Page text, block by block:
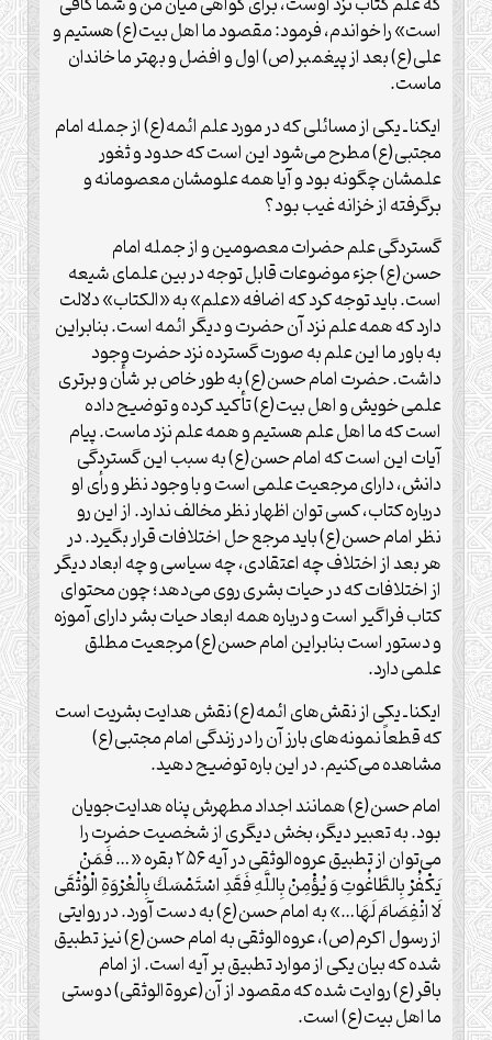
است» را خواندم، فرمود: مقصود ما اهل بیت(ع) هستیم و
علی(ع) بعد از پیغمبر(ص) اول و افضل و بهتر ما خاندان
ماست.
ایکنا ـ یکی از مسائلی که در مورد علم ائمه(ع) از جمله امام
مجتبی(ع) مطرح می‌شود این است که حدود و ثغور
علمشان چگونه بود و آیا همه علومشان معصومانه و
برگرفته از خزانه غیب بود؟
گستردگی علم حضرات معصومین و از جمله امام
حسن(ع) جزء موضوعات قابل توجه در بین علمای شیعه
است. باید توجه کرد که اضافه «علم» به «الکتاب» دلالت
دارد که همه علم نزد آن حضرت و دیگر ائمه است. بنابراین
به باور ما این علم به صورت گسترده نزد حضرت وجود
داشت. حضرت امام حسن(ع) به طور خاص بر شأن و برتری
علمی خویش و اهل‌ بیت(ع) تأکید کرده و توضیح داده
است که ما اهل علم هستیم و همه علم نزد ماست. پیام
آیات این است که امام حسن(ع) به سبب این گستردگی
دانش، دارای مرجعیت علمی است و با وجود نظر و رأی او
درباره کتاب، کسی توان اظهار نظر مخالف ندارد. از این رو
نظر امام حسن(ع) باید مرجع حل اختلافات قرار بگیرد. در
هر بعد از اختلاف چه اعتقادی، چه سیاسی و چه ابعاد دیگر
از اختلافات که در حیات بشری روی می‌دهد؛ چون محتوای
کتاب فراگیر است و درباره همه ابعاد حیات بشر دارای آموزه
و دستور است بنابراین امام حسن(ع) مرجعیت مطلق
علمی دارد.
ایکنا ـ یکی از نقش‌های ائمه(ع) نقش هدایت بشریت است
که قطعاً نمونه‌های بارز آن را در زندگی امام مجتبی(ع)
مشاهده می‌کنیم. در این باره توضیح دهید.
امام حسن(ع) همانند اجداد مطهرش پناه هدایت‌جویان
بود. به تعبیر دیگر، بخش دیگری از شخصیت حضرت را
می‌توان از تطبیق عروه‌الوثقی در آیه ۲۵۶ بقره «… فَمَنْ
يَكْفُرْ بِالطَّاغُوتِ وَ يُؤْمِنْ بِاللَّهِ فَقَدِ اسْتَمْسَكَ بِالْعُرْوَةِ الْوُثْقَى
لَا انْفِصَامَ لَهَا…» به امام حسن(ع) به دست آورد. در روایتی
از رسول اکرم(ص)، عروه‌الوثقی به امام حسن(ع) نیز تطبیق
شده که بیان یکی از موارد تطبیق بر آیه است. از امام
باقر(ع) روایت شده که مقصود از آن(عروة‌الوثقی) دوستی
ما اهل بیت(ع) است.